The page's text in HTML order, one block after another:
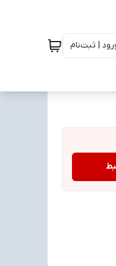
| ثبت‌نام